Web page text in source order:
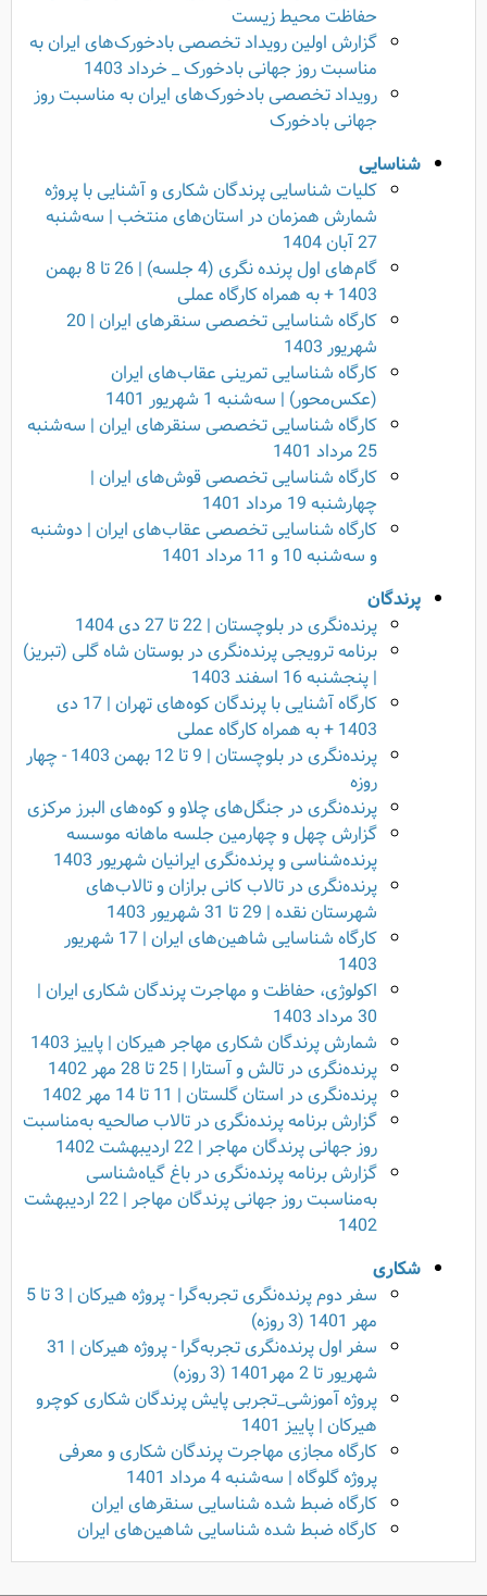
حفاظت محیط زیست
گزارش اولین رویداد تخصصی بادخورک‌های ایران به
مناسبت روز جهانی بادخورک _ خرداد 1403
رویداد تخصصی بادخورک‌های ایران به مناسبت روز
جهانی بادخورک
شناسایی
کلیات شناسایی پرندگان شکاری و آشنایی با پروژه
شمارش همزمان در استان‌های منتخب | سه‌شنبه
27 آبان 1404
گام‌های اول پرنده نگری (4 جلسه) | 26 تا 8 بهمن
1403 + به همراه کارگاه عملی
کارگاه شناسایی تخصصی سنقرهای ایران | 20
شهریور 1403
کارگاه شناسایی تمرینی عقاب‌های ایران
(عکس‌محور) | سه‌شنبه 1 شهریور 1401
کارگاه شناسایی تخصصی سنقرهای ایران | سه‌شنبه
25 مرداد 1401
کارگاه شناسایی تخصصی قوش‌های ایران |
چهارشنبه 19 مرداد 1401
کارگاه شناسایی تخصصی عقاب‌های ایران | دوشنبه
و سه‌شنبه 10 و 11 مرداد 1401
پرندگان
پرنده‌نگری در بلوچستان | 22 تا 27 دی 1404
برنامه ترویجی پرنده‌نگری در بوستان شاه گلی (تبریز)
| پنجشنبه 16 اسفند 1403
کارگاه آشنایی با پرندگان کوه‌های تهران | 17 دی
1403 + به همراه کارگاه عملی
پرنده‌نگری در بلوچستان | 9 تا 12 بهمن 1403 - چهار
روزه
پرنده‌نگری در جنگل‌های چلاو و کوه‌های البرز مرکزی
گزارش چهل و چهارمین جلسه ماهانه موسسه
پرنده‌شناسی و پرنده‌نگری ایرانیان شهریور 1403
پرنده‌نگری در تالاب کانی برازان و تالاب‌های
شهرستان نقده | 29 تا 31 شهریور 1403
کارگاه شناسایی شاهین‌های ایران | 17 شهریور
1403
اکولوژی، حفاظت و مهاجرت پرندگان شکاری ایران |
30 مرداد 1403
شمارش پرندگان شکاری مهاجر هیرکان | پاییز 1403
پرنده‌نگری در تالش و آستارا | 25 تا 28 مهر 1402
پرنده‌نگری در استان گلستان | 11 تا 14 مهر 1402
گزارش برنامه پرنده‌نگری در تالاب صالحیه به‌مناسبت
روز جهانی پرندگان مهاجر | 22 اردیبهشت 1402
گزارش برنامه پرنده‌نگری در باغ گیاه‌شناسی
به‌مناسبت روز جهانی پرندگان مهاجر | 22 اردیبهشت
1402
شکاری
سفر دوم پرنده‌نگری تجربه‌گرا - پروژه هیرکان | 3 تا 5
مهر 1401 (3 روزه)
سفر اول پرنده‌نگری تجربه‌گرا - پروژه هیرکان | 31
شهریور تا 2 مهر1401 (3 روزه)
پروژه آموزشی_تجربی پایش پرندگان شکاری کوچرو
هیرکان | پاییز 1401
کارگاه مجازی مهاجرت پرندگان شکاری و معرفی
پروژه گلوگاه | سه‌شنبه 4 مرداد 1401
کارگاه ضبط شده شناسایی سنقرهای ایران
کارگاه ضبط شده‌ شناسایی شاهین‌های ایران